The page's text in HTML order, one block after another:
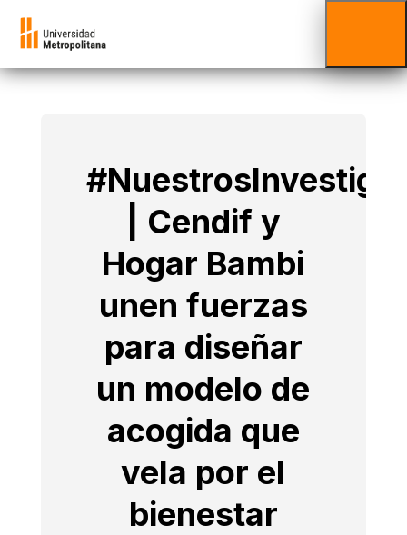
| Cendif y
Hogar Bambi
unen fuerzas
para diseñar
un modelo de
acogida que
vela por el
bienestar